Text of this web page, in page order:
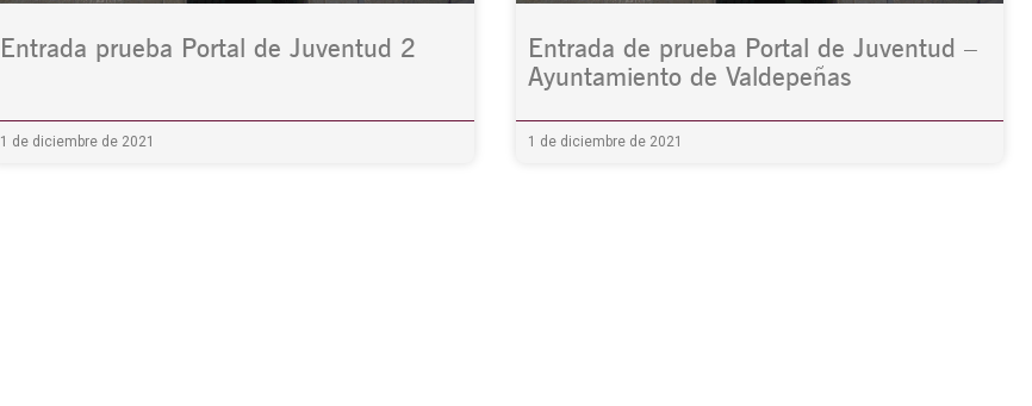
Entrada prueba Portal de Juventud 2
1 de diciembre de 2021
Entrada de prueba Portal de Juventud –
Ayuntamiento de Valdepeñas
1 de diciembre de 2021